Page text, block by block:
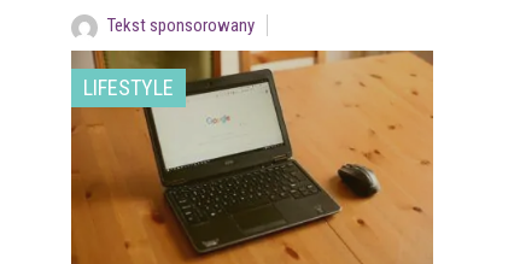
Tekst sponsorowany
LIFESTYLE